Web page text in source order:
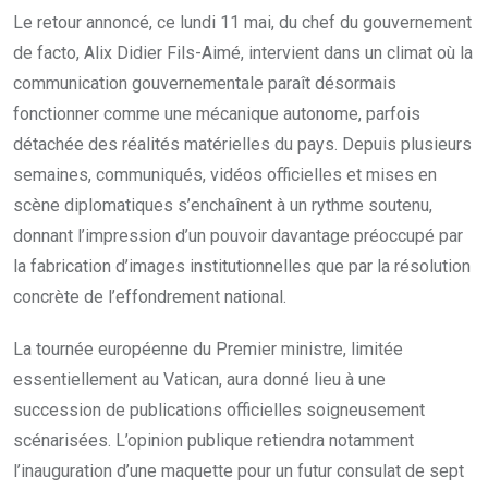
Le retour annoncé, ce lundi 11 mai, du chef du gouvernement
de facto, Alix Didier Fils-Aimé, intervient dans un climat où la
communication gouvernementale paraît désormais
fonctionner comme une mécanique autonome, parfois
détachée des réalités matérielles du pays. Depuis plusieurs
semaines, communiqués, vidéos officielles et mises en
scène diplomatiques s’enchaînent à un rythme soutenu,
donnant l’impression d’un pouvoir davantage préoccupé par
la fabrication d’images institutionnelles que par la résolution
concrète de l’effondrement national.
La tournée européenne du Premier ministre, limitée
essentiellement au Vatican, aura donné lieu à une
succession de publications officielles soigneusement
scénarisées. L’opinion publique retiendra notamment
l’inauguration d’une maquette pour un futur consulat de sept